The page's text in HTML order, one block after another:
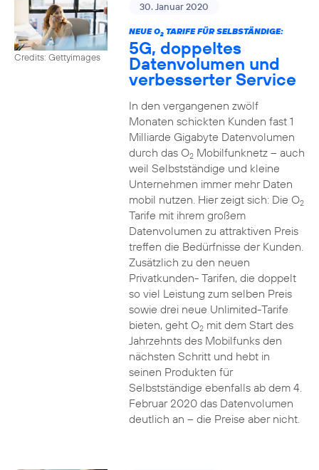
Credits: Gettyimages
30. Januar 2020
NEUE O2TARIFE FÜR SELBSTÄNDIGE:
5G, doppeltes
Datenvolumen und
verbesserter Service
In den vergangenen zwölf
Monaten schickten Kunden fast 1
Milliarde Gigabyte Datenvolumen
durch das O2Mobilfunknetz – auch
weil Selbstständige und kleine
Unternehmen immer mehr Daten
mobil nutzen. Hier zeigt sich: Die O2
Tarife mit ihrem großem
Datenvolumen zu attraktiven Preis
treffen die Bedürfnisse der Kunden.
Zusätzlich zu den neuen
Privatkunden- Tarifen, die doppelt
so viel Leistung zum selben Preis
sowie drei neue Unlimited-Tarife
bieten, geht O2mit dem Start des
Jahrzehnts des Mobilfunks den
nächsten Schritt und hebt in
seinen Produkten für
Selbstständige ebenfalls ab dem 4.
Februar 2020 das Datenvolumen
deutlich an – die Preise aber nicht.